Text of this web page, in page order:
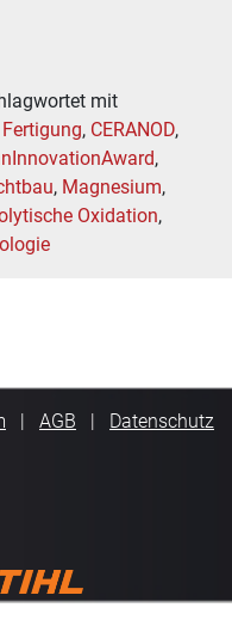
mit
, CERANOD,
,
, Magnesium,
Oxidation,
AGB Datenschutz